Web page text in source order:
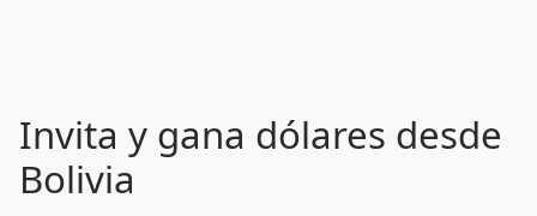
Invita y gana dólares desde
Bolivia